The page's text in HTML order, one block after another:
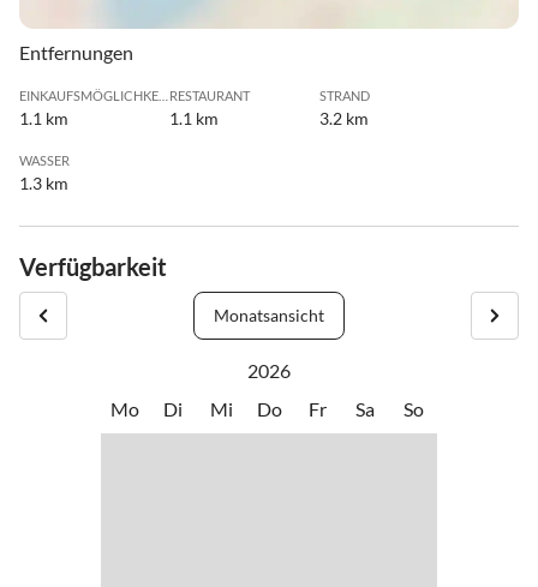
Entfernungen
1.1 km
RESTAURANT
1.1 km
STRAND
3.2 km
WASSER
1.3 km
Verfügbarkeit
Monatsansicht
2026
Mo
Di Mi Do Fr Sa So